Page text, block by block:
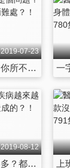
2019-07-23
「救」是個問題？你所不知道的醫療兩難處？！ 第779集
2019-08-12
為什麼疾病越來越多？都是生活太好造成的？！ 第790集